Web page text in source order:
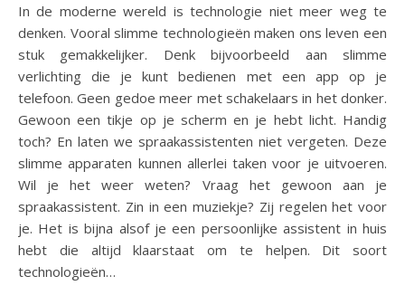
In de moderne wereld is technologie niet meer weg te
denken. Vooral slimme technologieën maken ons leven een
stuk gemakkelijker. Denk bijvoorbeeld aan slimme
verlichting die je kunt bedienen met een app op je
telefoon. Geen gedoe meer met schakelaars in het donker.
Gewoon een tikje op je scherm en je hebt licht. Handig
toch? En laten we spraakassistenten niet vergeten. Deze
slimme apparaten kunnen allerlei taken voor je uitvoeren.
Wil je het weer weten? Vraag het gewoon aan je
spraakassistent. Zin in een muziekje? Zij regelen het voor
je. Het is bijna alsof je een persoonlijke assistent in huis
hebt die altijd klaarstaat om te helpen. Dit soort
technologieën…